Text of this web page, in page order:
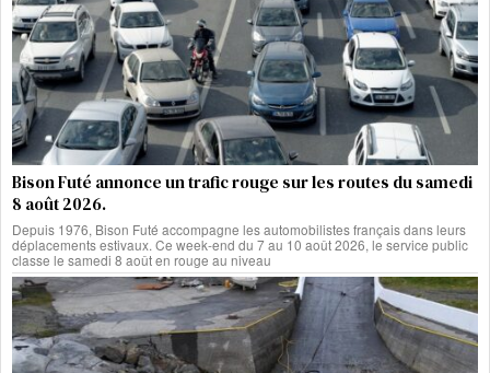
Bison Futé annonce un trafic rouge sur les routes du samedi
8 août 2026.
Depuis 1976, Bison Futé accompagne les automobilistes français dans leurs
déplacements estivaux. Ce week-end du 7 au 10 août 2026, le service public
classe le samedi 8 août en rouge au niveau